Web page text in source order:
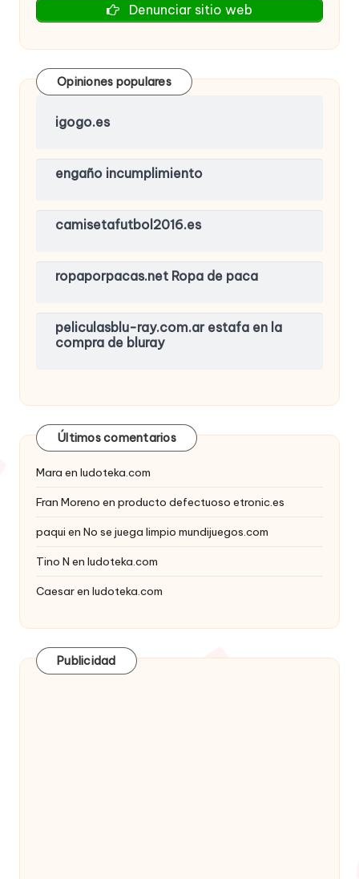
Denunciar sitio web
Opiniones populares
igogo.es
engaño incumplimiento
camisetafutbol2016.es
ropaporpacas.net Ropa de paca
peliculasblu-ray.com.ar estafa en la
compra de bluray
Últimos comentarios
Mara en ludoteka.com
Fran Moreno en producto defectuoso etronic.es
paqui en No se juega limpio mundijuegos.com
Tino N en ludoteka.com
Caesaren ludoteka.com
Publicidad